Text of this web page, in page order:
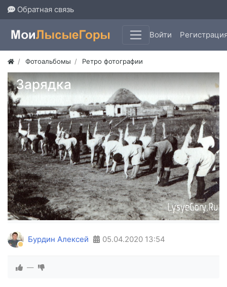
Обратная связь
Войти
Фотоальбомы Ретро фотографии
Зарядка
Бурдин Алексей 05.04.2020 13:54
—